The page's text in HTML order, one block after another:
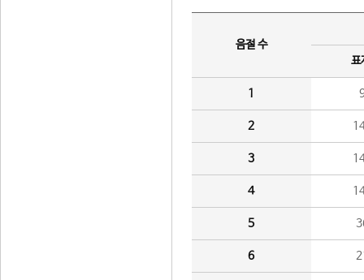
음절 수
표
1
2
3
4
5
6